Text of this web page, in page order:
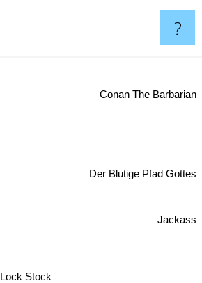
?
Lock Stock
Jackass
Der Blutige Pfad Gottes
Conan The Barbarian